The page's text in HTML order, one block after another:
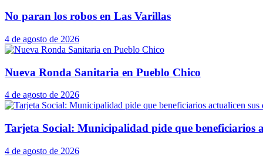
No paran los robos en Las Varillas
4 de agosto de 2026
Nueva Ronda Sanitaria en Pueblo Chico
4 de agosto de 2026
Tarjeta Social: Municipalidad pide que beneficiarios
4 de agosto de 2026